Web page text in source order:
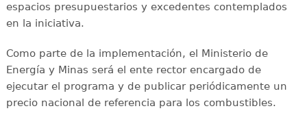
espacios presupuestarios y excedentes contemplados
en la iniciativa.
Como parte de la implementación, el Ministerio de
Energía y Minas será el ente rector encargado de
ejecutar el programa y de publicar periódicamente un
precio nacional de referencia para los combustibles.